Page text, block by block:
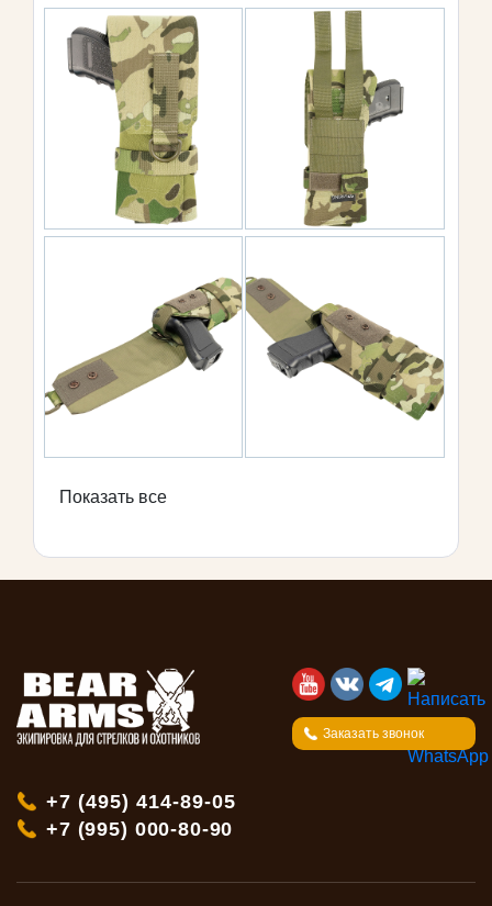
Показать все
Заказать звонок
+7 (495) 414-89-05
+7 (995) 000-80-90